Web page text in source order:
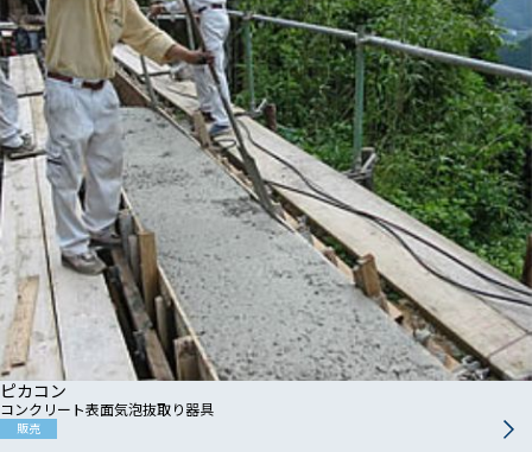
ピカコン
コンクリート表面気泡抜取り器具
販売